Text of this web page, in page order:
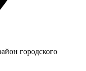
городского